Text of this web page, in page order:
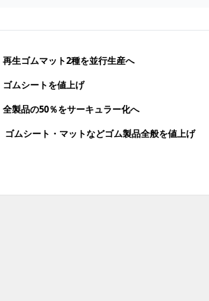
再生ゴムマット2種を並行生産へ
ゴムシートを値上げ
全製品の50％をサーキュラー化へ
ゴムシート・マットなどゴム製品全般を値上げ